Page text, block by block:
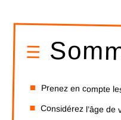
Prenez en compte
Considérez l’âge de